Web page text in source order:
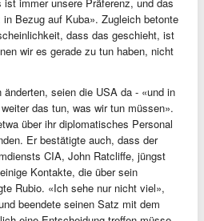
immer unsere Präferenz, und das
Bezug auf Kuba». Zugleich betonte
dass das geschieht, ist
wir es gerade zu tun haben, nicht
seien die USA da - «und in
das tun, was wir tun müssen».
über ihr diplomatisches Personal
Er bestätigte auch, dass der
CIA, John Ratcliffe, jüngst
Kontakte, die über sein
Rubio. «Ich sehe nur nicht viel»,
beendete seinen Satz mit dem